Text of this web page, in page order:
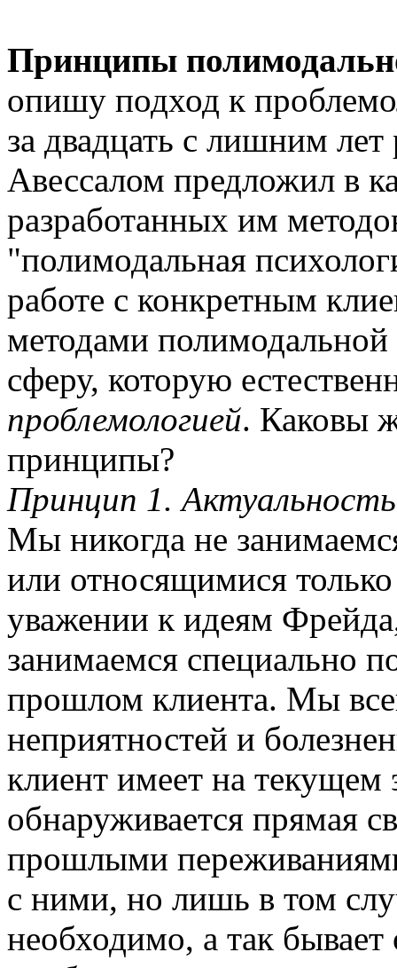
Принципы
опишу подход к
за двадцать с лишним
Авессалом предложил в
разработанных им
"полимодальная
работе с конкретным
методами
сферу, которую
проблемологией. Каковы
принципы?
Принцип 1.
Мы никогда не
или относящимися
уважении к идеям
занимаемся специально
прошлом клиента. Мы
неприятностей и
клиент имеет на текущем
обнаруживается прямая
прошлыми
с ними, но лишь в том
необходимо, а так